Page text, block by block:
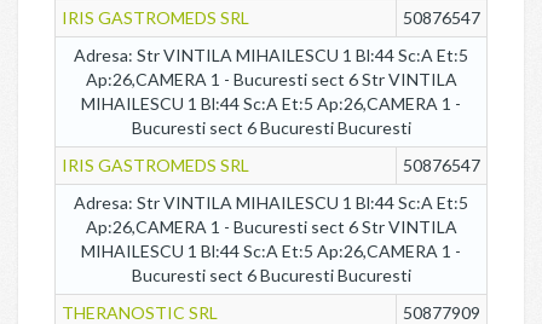
IRIS GASTROMEDS SRL
50876547
Adresa: Str VINTILA MIHAILESCU 1 Bl:44 Sc:A Et:5
Ap:26,CAMERA 1 - Bucuresti sect 6 Str VINTILA
MIHAILESCU 1 Bl:44 Sc:A Et:5 Ap:26,CAMERA 1 -
Bucuresti sect 6 Bucuresti Bucuresti
IRIS GASTROMEDS SRL
50876547
Adresa: Str VINTILA MIHAILESCU 1 Bl:44 Sc:A Et:5
Ap:26,CAMERA 1 - Bucuresti sect 6 Str VINTILA
MIHAILESCU 1 Bl:44 Sc:A Et:5 Ap:26,CAMERA 1 -
Bucuresti sect 6 Bucuresti Bucuresti
THERANOSTIC SRL
50877909